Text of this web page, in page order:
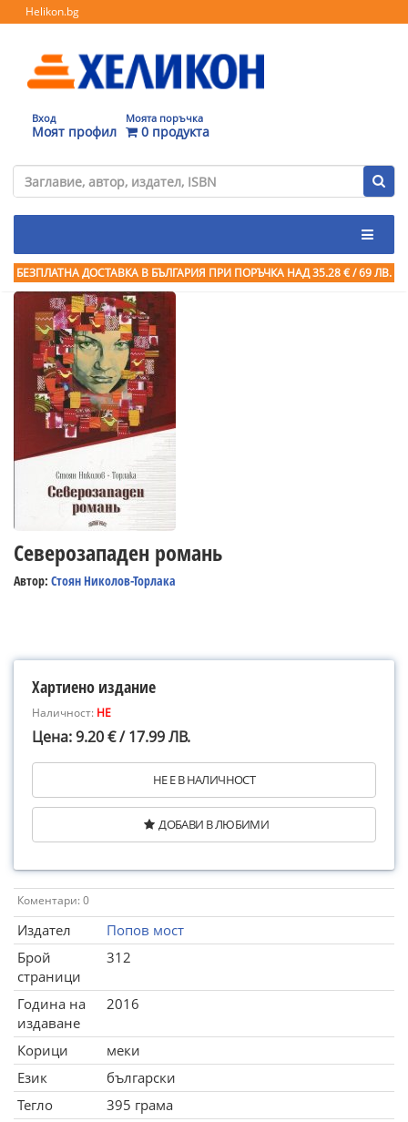
Helikon.bg
Вход
Моят профил
Моята поръчка
0 продукта
БЕЗПЛАТНА ДОСТАВКА В БЪЛГАРИЯ ПРИ ПОРЪЧКА НАД 35.28 € / 69 ЛВ.
Северозападен романь
Автор: Стоян Николов-Торлака
Хартиено издание
Наличност: НЕ
Цена: 9.20 € / 17.99 ЛВ.
НЕ Е В НАЛИЧНОСТ
ДОБАВИ В ЛЮБИМИ
Коментари: 0
Издател
Попов мост
Брой
страници
312
Година на
издаване
2016
Корици
меки
Език
български
Тегло
395 грама